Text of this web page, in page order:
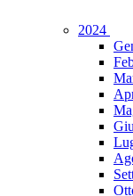
2024